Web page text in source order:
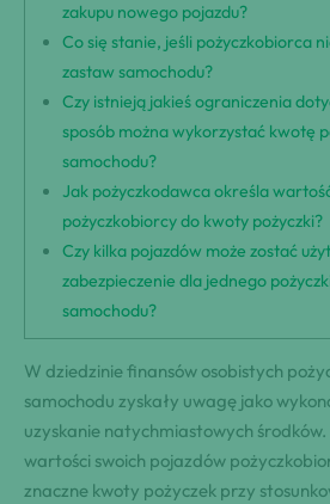
zakupu nowego pojazdu?
Co się stanie, jeśli pożyczkobiorca
zastaw samochodu?
Czy istnieją jakieś ograniczenia
sposób można wykorzystać kwotę
samochodu?
Jak pożyczkodawca określa
pożyczkobiorcy do kwoty pożyczki?
Czy kilka pojazdów może zostać
zabezpieczenie dla jednego
samochodu?
W dziedzinie finansów osobistych
samochodu zyskały uwagę jako
uzyskanie natychmiastowych
wartości swoich pojazdów
znaczne kwoty pożyczek przy